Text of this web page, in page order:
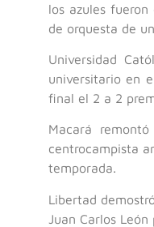
los azules
de orquesta de
Universidad
universitario en
final el 2 a 2
Macará
centrocampista
temporada.
Libertad
Juan Carlos